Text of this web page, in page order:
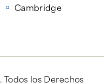
Cambridge
. Todos los Derechos